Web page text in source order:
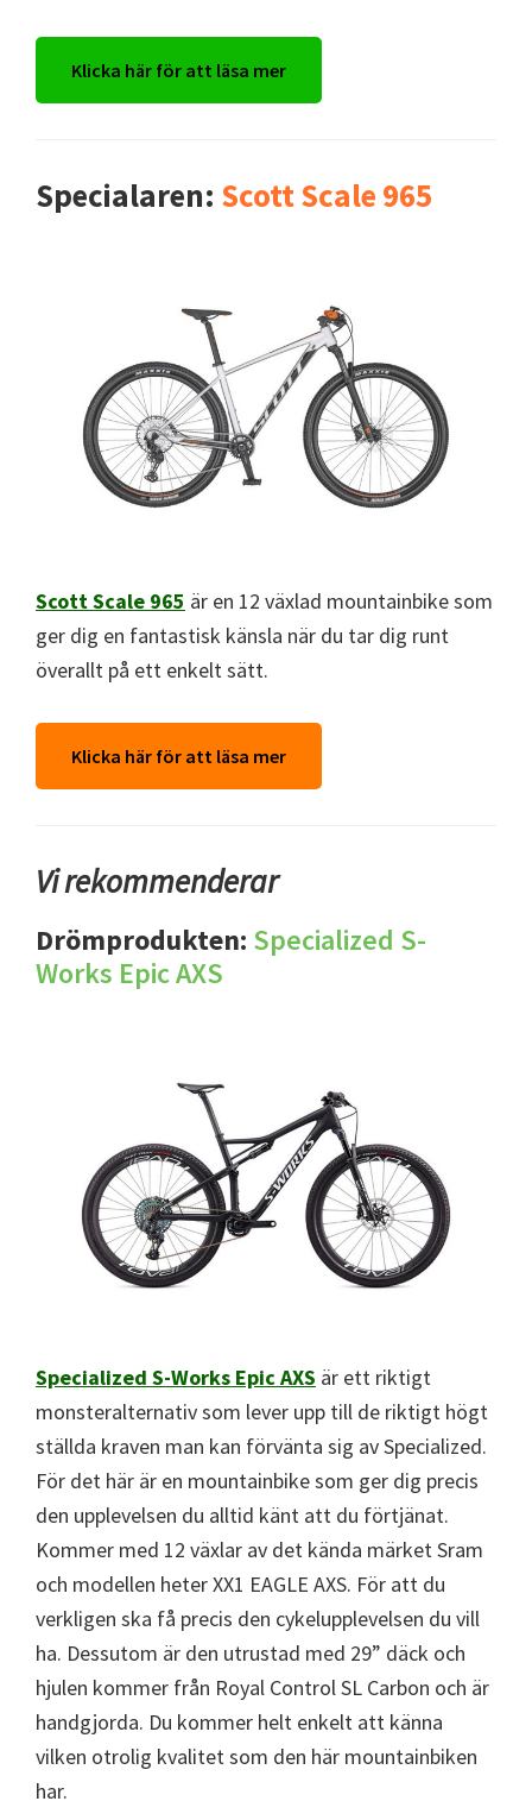
Klicka här för att läsa mer
Specialaren: Scott Scale 965
Scott Scale 965 är en 12 växlad mountainbike som
ger dig en fantastisk känsla när du tar dig runt
överallt på ett enkelt sätt.
Klicka här för att läsa mer
Vi rekommenderar
Drömprodukten: Specialized S-
Works Epic AXS
Specialized S-Works Epic AXS är ett riktigt
monsteralternativ som lever upp till de riktigt högt
ställda kraven man kan förvänta sig av Specialized.
För det här är en mountainbike som ger dig precis
den upplevelsen du alltid känt att du förtjänat.
Kommer med 12 växlar av det kända märket Sram
och modellen heter XX1 EAGLE AXS. För att du
verkligen ska få precis den cykelupplevelsen du vill
ha. Dessutom är den utrustad med 29” däck och
hjulen kommer från Royal Control SL Carbon och är
handgjorda. Du kommer helt enkelt att känna
vilken otrolig kvalitet som den här mountainbiken
har.